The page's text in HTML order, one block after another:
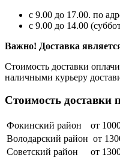
с 9.00 до 17.00. по
с 9.00 до 14.00
Важно! Доставка
Стоимость доставки
наличными курьеру
Стоимость доставки
Фокинский район
от
Володарский район от
Советский район
от